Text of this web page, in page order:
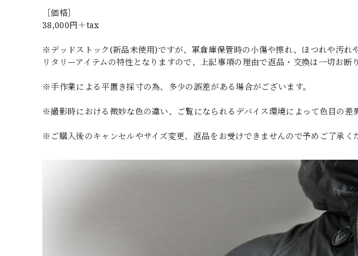
［価格］
38,000円＋tax
※デッドストック(新品未使用)ですが、軍倉庫保管時の小傷や擦れ、ほつれや汚れ
リタリーアイテムの特性となりますので、上記事項の理由で返品・交換は一切お断
※手作業による平置き採寸の為、多少の誤差がある場合がございます。
※撮影時における微妙な色の違い、ご覧になられるデバイス環境によって色目の差
※ご購入後のキャンセルやサイズ変更、返品をお受けできませんので予めご了承く